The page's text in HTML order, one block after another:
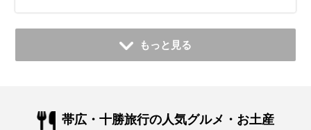
もっと見る
帯広・十勝旅行の人気グルメ・お土産